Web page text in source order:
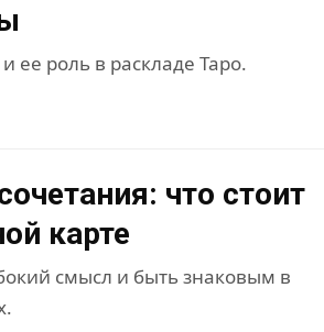
ее роль в раскладе Таро.
что стоит
карте
смысл и быть знаковым в